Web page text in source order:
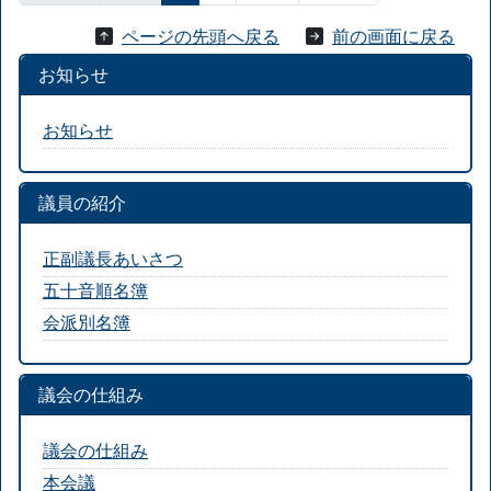
ページの先頭へ戻る
前の画面に戻る
お知らせ
お知らせ
議員の紹介
正副議長あいさつ
五十音順名簿
会派別名簿
議会の仕組み
議会の仕組み
本会議